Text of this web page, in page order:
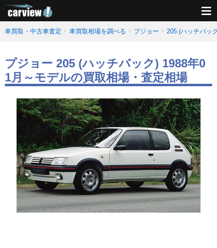
車買取・中古車査定 車買取相場を調べる プジョー 205 (ハッチバッ
プジョー 205 (ハッチバック) 1988年0
1月～モデルの買取相場・査定相場